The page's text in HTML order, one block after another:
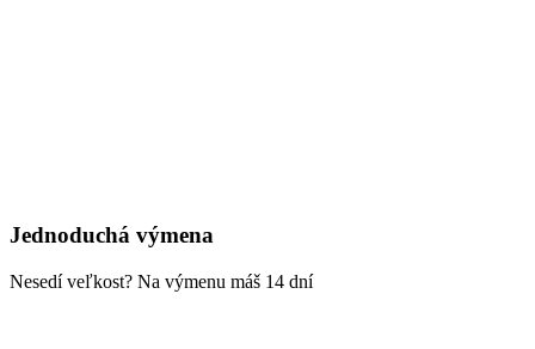
Jednoduchá výmena
Nesedí veľkost? Na výmenu máš 14 dní